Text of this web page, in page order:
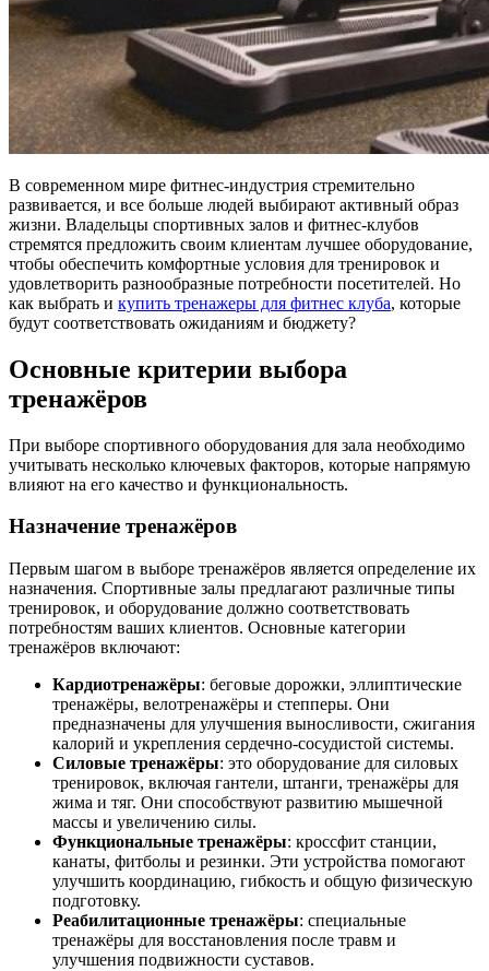
В современном мире фитнес-индустрия стремительно
развивается, и все больше людей выбирают активный образ
жизни. Владельцы спортивных залов и фитнес-клубов
стремятся предложить своим клиентам лучшее оборудование,
чтобы обеспечить комфортные условия для тренировок и
удовлетворить разнообразные потребности посетителей. Но
как выбрать и купить тренажеры для фитнес клуба, которые
будут соответствовать ожиданиям и бюджету?
Основные критерии выбора
тренажёров
При выборе спортивного оборудования для зала необходимо
учитывать несколько ключевых факторов, которые напрямую
влияют на его качество и функциональность.
Назначение тренажёров
Первым шагом в выборе тренажёров является определение их
назначения. Спортивные залы предлагают различные типы
тренировок, и оборудование должно соответствовать
потребностям ваших клиентов. Основные категории
тренажёров включают:
Кардиотренажёры: беговые дорожки, эллиптические
тренажёры, велотренажёры и степперы. Они
предназначены для улучшения выносливости, сжигания
калорий и укрепления сердечно-сосудистой системы.
Силовые тренажёры: это оборудование для силовых
тренировок, включая гантели, штанги, тренажёры для
жима и тяг. Они способствуют развитию мышечной
массы и увеличению силы.
Функциональные тренажёры: кроссфит станции,
канаты, фитболы и резинки. Эти устройства помогают
улучшить координацию, гибкость и общую физическую
подготовку.
Реабилитационные тренажёры: специальные
тренажёры для восстановления после травм и
улучшения подвижности суставов.